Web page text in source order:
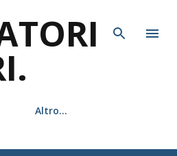
Altro…